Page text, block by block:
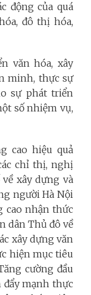
động của quá
đô thị hóa,
văn hóa, xây
minh, thực sự
sự phát triển
số nhiệm vụ,
cao hiệu quả
chỉ thị, nghị
xây dựng và
người Hà Nội
cao nhận thức
dân Thủ đô về
xây dựng văn
hiện mục tiêu
cường đầu
đẩy mạnh thực